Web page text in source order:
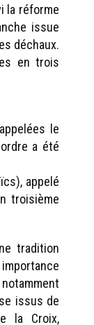
la réforme
issue
déchaux.
en trois
le
a été
appelé
troisième
tradition
issus de
la Croix,